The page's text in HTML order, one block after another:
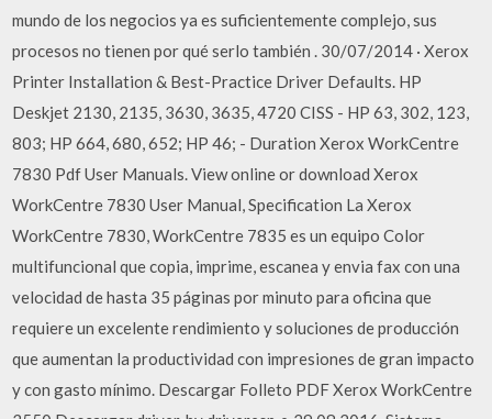
mundo de los negocios ya es suficientemente complejo, sus
procesos no tienen por qué serlo también . 30/07/2014 · Xerox
Printer Installation & Best-Practice Driver Defaults. HP
Deskjet 2130, 2135, 3630, 3635, 4720 CISS - HP 63, 302, 123,
803; HP 664, 680, 652; HP 46; - Duration Xerox WorkCentre
7830 Pdf User Manuals. View online or download Xerox
WorkCentre 7830 User Manual, Specification La Xerox
WorkCentre 7830, WorkCentre 7835 es un equipo Color
multifuncional que copia, imprime, escanea y envia fax con una
velocidad de hasta 35 páginas por minuto para oficina que
requiere un excelente rendimiento y soluciones de producción
que aumentan la productividad con impresiones de gran impacto
y con gasto mínimo. Descargar Folleto PDF Xerox WorkCentre